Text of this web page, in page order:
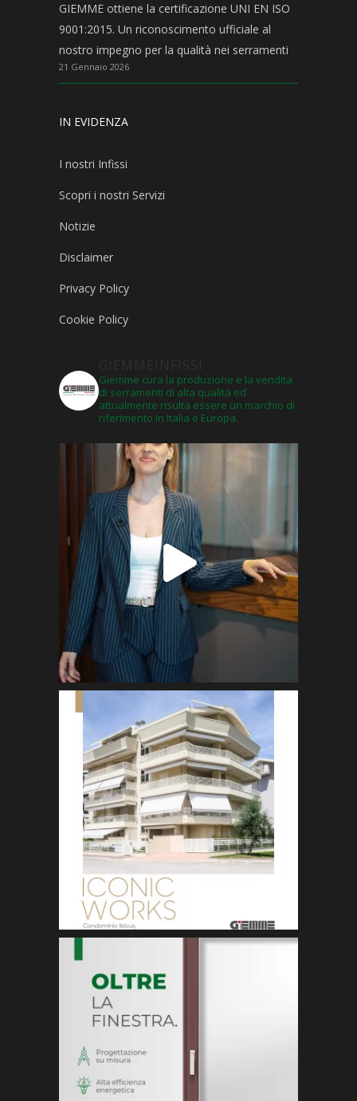
GIEMME ottiene la certificazione UNI EN ISO
9001:2015. Un riconoscimento ufficiale al
nostro impegno per la qualità nei serramenti
21 Gennaio 2026
IN EVIDENZA
I nostri Infissi
Scopri i nostri Servizi
Notizie
Disclaimer
Privacy Policy
Cookie Policy
Giemme cura la produzione e la vendita
di serramenti di alta qualità ed
attualmente risulta essere un marchio di
riferimento in Italia e Europa.